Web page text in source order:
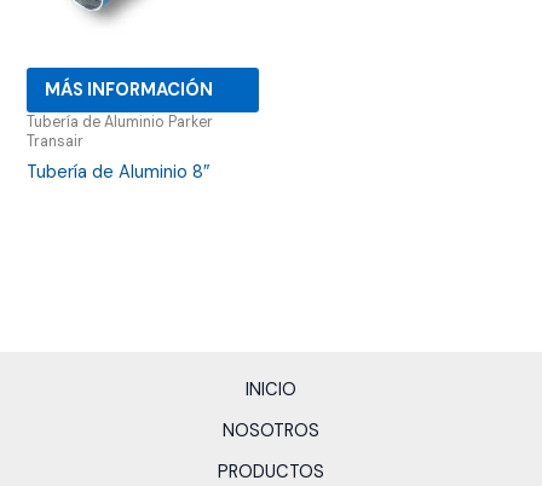
MÁS INFORMACIÓN
Tubería de Aluminio Parker
Transair
Tubería de Aluminio 8″
INICIO
NOSOTROS
PRODUCTOS